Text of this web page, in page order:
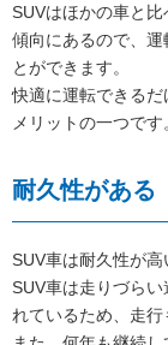
SUVはほかの車と
傾向にあるので、
とができます。
快適に運転できる
メリットの一つです
耐久性がある
SUV車は耐久性が高
SUV車は走りづら
れているため、走行